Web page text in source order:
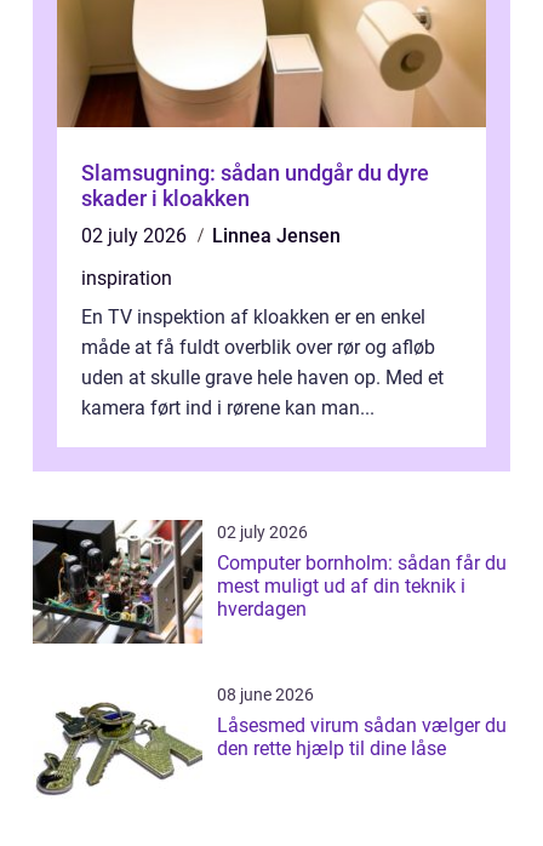
Slamsugning: sådan undgår du dyre
skader i kloakken
02 july 2026
Linnea Jensen
inspiration
En TV inspektion af kloakken er en enkel
måde at få fuldt overblik over rør og afløb
uden at skulle grave hele haven op. Med et
kamera ført ind i rørene kan man...
02 july 2026
Computer bornholm: sådan får du
mest muligt ud af din teknik i
hverdagen
08 june 2026
Låsesmed virum sådan vælger du
den rette hjælp til dine låse